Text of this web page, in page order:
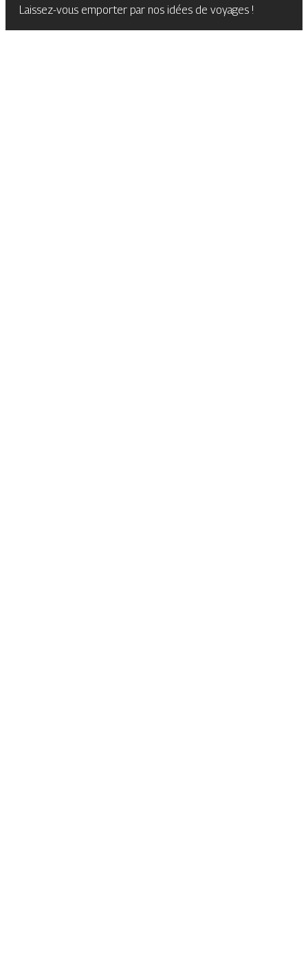
Laissez-vous emporter par nos idées de voyages !